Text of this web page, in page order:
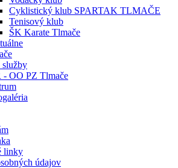
Cyklistický klub SPARTAK TLMAČE
Tenisový klub
ŠK Karate Tlmače
služby
- OO PZ Tlmače
linky
údajov